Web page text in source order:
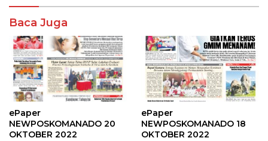
Baca Juga
ePaper
NEWPOSKOMANADO 20
OKTOBER 2022
ePaper
NEWPOSKOMANADO 18
OKTOBER 2022